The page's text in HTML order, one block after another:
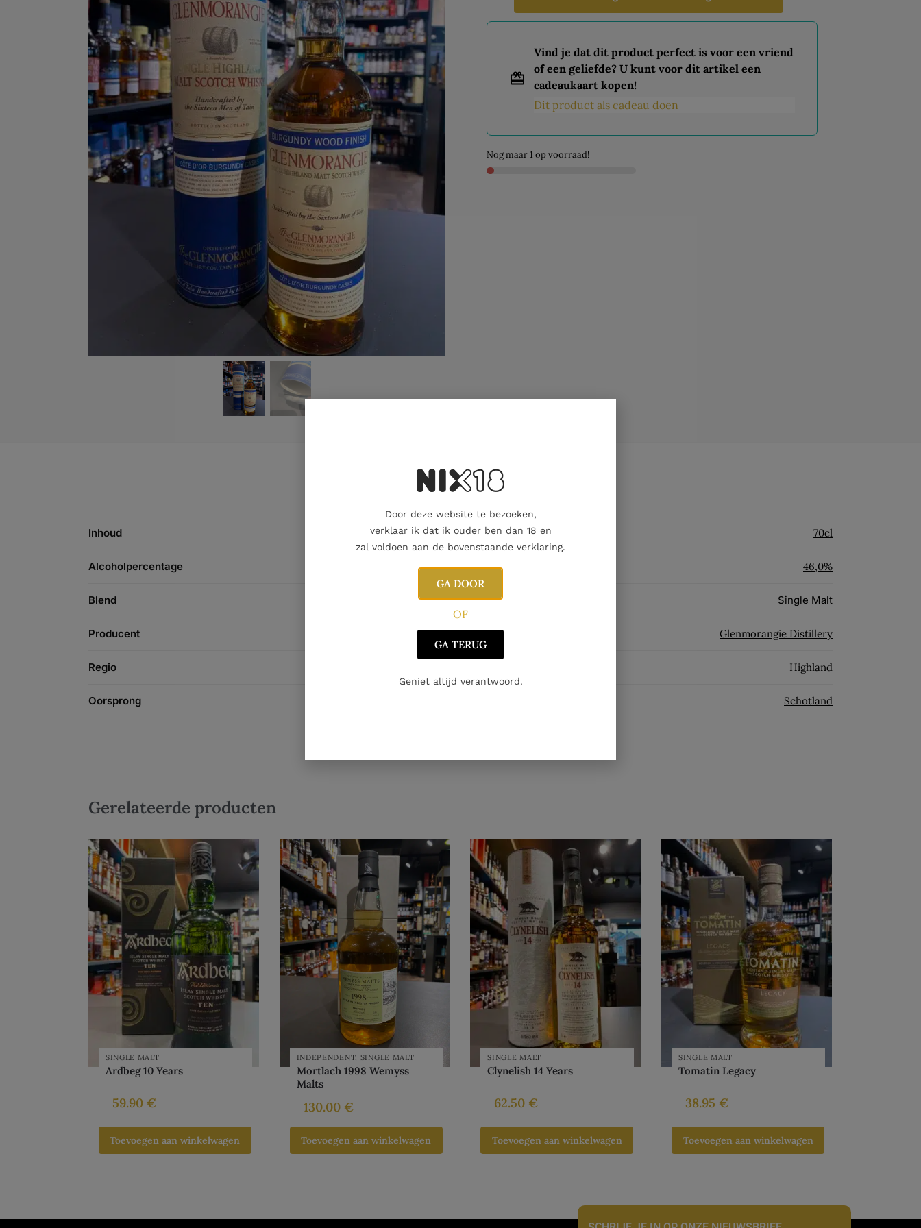
Vind je dat dit product perfect is voor een vriend
of een geliefde? U kunt voor dit artikel een
cadeaukaart kopen!
Dit product als cadeau doen
Nog maar 1 op voorraad!
Aanvullende informatie
Inhoud 70cl
Alcoholpercentage 46,0%
Blend Single Malt
Producent Glenmorangie Distillery
Regio Highland
Oorsprong Schotland
Gerelateerde producten
SINGLE MALT
Ardbeg 10 Years
59.90 €
Toevoegen aan winkelwagen
INDEPENDENT, SINGLE MALT
Mortlach 1998 Wemyss
Malts
130.00 €
Toevoegen aan winkelwagen
SINGLE MALT
Clynelish 14 Years
62.50 €
Toevoegen aan winkelwagen
SINGLE MALT
Tomatin Legacy
38.95 €
Toevoegen aan winkelwagen
Door deze website te bezoeken,
verklaar ik dat ik ouder ben dan 18 en
zal voldoen aan de bovenstaande verklaring.
GA DOOR
OF
GA TERUG
Geniet altijd verantwoord.